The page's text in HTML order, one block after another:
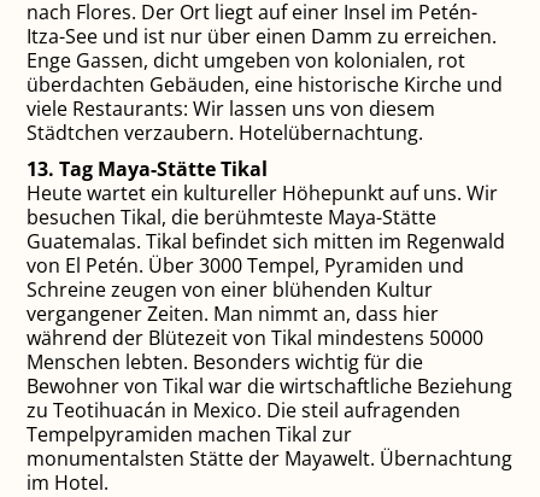
nach Flores. Der Ort liegt auf einer Insel im Petén-
Itza-See und ist nur über einen Damm zu erreichen.
Enge Gassen, dicht umgeben von kolonialen, rot
überdachten Gebäuden, eine historische Kirche und
viele Restaurants: Wir lassen uns von diesem
Städtchen verzaubern. Hotelübernachtung.
13. Tag Maya-Stätte Tikal
Heute wartet ein kultureller Höhepunkt auf uns. Wir
besuchen Tikal, die berühmteste Maya-Stätte
Guatemalas. Tikal befindet sich mitten im Regenwald
von El Petén. Über 3000 Tempel, Pyramiden und
Schreine zeugen von einer blühenden Kultur
vergangener Zeiten. Man nimmt an, dass hier
während der Blütezeit von Tikal mindestens 50000
Menschen lebten. Besonders wichtig für die
Bewohner von Tikal war die wirtschaftliche Beziehung
zu Teotihuacán in Mexico. Die steil aufragenden
Tempelpyramiden machen Tikal zur
monumentalsten Stätte der Mayawelt. Übernachtung
im Hotel.